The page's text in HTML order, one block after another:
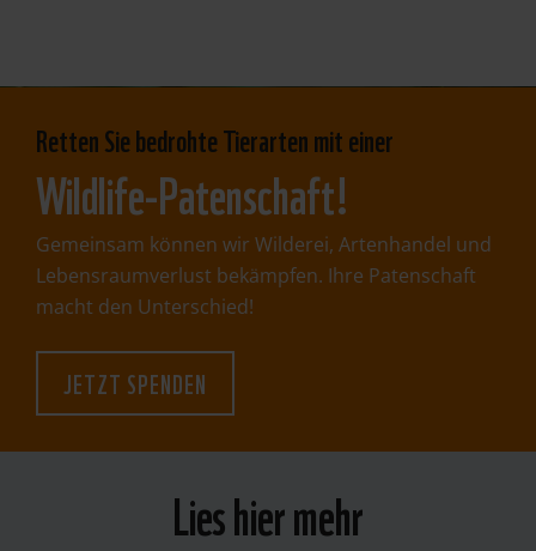
Retten Sie bedrohte Tierarten mit einer
Wildlife-Patenschaft!
Gemeinsam können wir Wilderei, Artenhandel und
Lebensraumverlust bekämpfen. Ihre Patenschaft
macht den Unterschied!
JETZT SPENDEN
Lies hier mehr